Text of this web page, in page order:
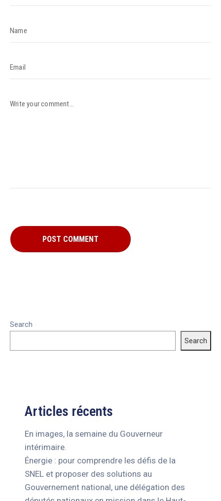
Search
Search
Articles récents
En images, la semaine du Gouverneur
intérimaire.
Énergie : pour comprendre les défis de la
SNEL et proposer des solutions au
Gouvernement national, une délégation des